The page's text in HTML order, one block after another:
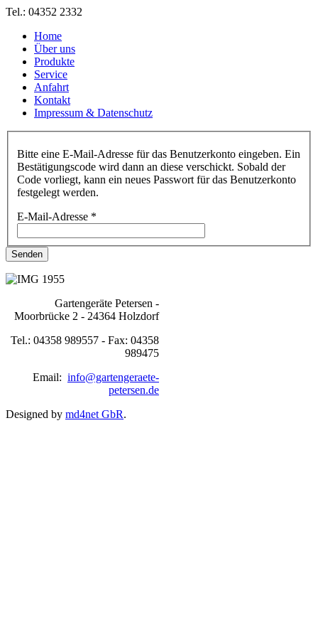
Tel.: 04352 2332
Home
Über uns
Produkte
Service
Anfahrt
Kontakt
Impressum & Datenschutz
Bitte eine E-Mail-Adresse für das Benutzerkonto eingeben. Ein
Bestätigungscode wird dann an diese verschickt. Sobald der
Code vorliegt, kann ein neues Passwort für das Benutzerkonto
festgelegt werden.
E-Mail-Adresse *
Senden
Gartengeräte Petersen -
Moorbrücke 2 - 24364 Holzdorf
Tel.: 04358 989557 - Fax: 04358
989475
Email: info@gartengeraete-
petersen.de
Designed by md4net GbR.